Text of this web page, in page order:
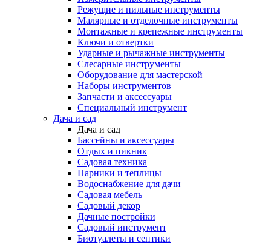
Режущие и пильные инструменты
Малярные и отделочные инструменты
Монтажные и крепежные инструменты
Ключи и отвертки
Ударные и рычажные инструменты
Слесарные инструменты
Оборудование для мастерской
Наборы инструментов
Запчасти и аксессуары
Специальный инструмент
Дача и сад
Дача и сад
Бассейны и аксессуары
Отдых и пикник
Садовая техника
Парники и теплицы
Водоснабжение для дачи
Садовая мебель
Садовый декор
Дачные постройки
Садовый инструмент
Биотуалеты и септики